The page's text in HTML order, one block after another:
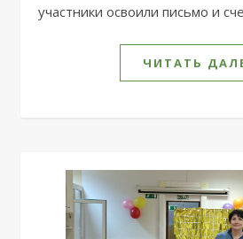
участники освоили письмо и
ЧИТАТЬ